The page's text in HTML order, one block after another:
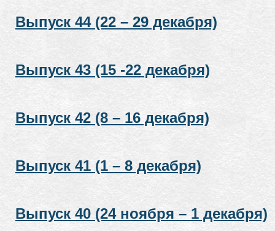
Выпуск 44 (22 – 29 декабря)
Выпуск 43 (15 -22 декабря)
Выпуск 42 (8 – 16 декабря)
Выпуск 41 (1 – 8 декабря)
Выпуск 40 (24 ноября – 1 декабря)